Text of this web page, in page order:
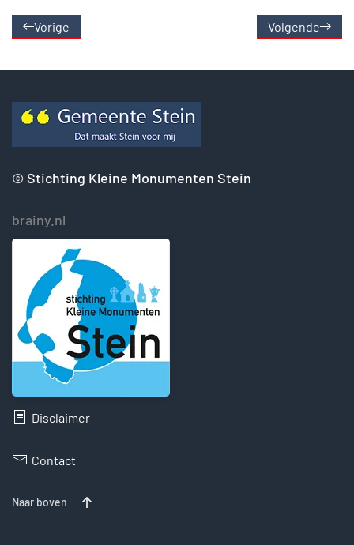
Vorige Volgende
© Stichting Kleine Monumenten Stein
brainy.nl
Disclaimer
Contact
Naar boven